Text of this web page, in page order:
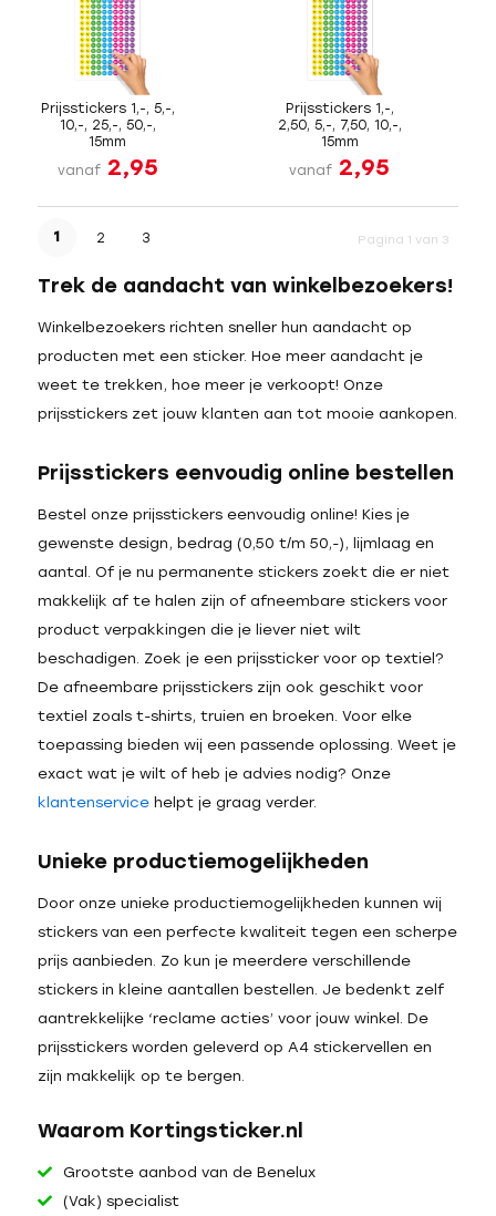
Prijsstickers 1,-, 5,-,
10,-, 25,-, 50,-,
15mm
vanaf 2,95
Prijsstickers 1,-,
2,50, 5,-, 7,50, 10,-,
15mm
vanaf 2,95
Pagina 1 van 3
1 2 3
Trek de aandacht van winkelbezoekers!
Winkelbezoekers richten sneller hun aandacht op
producten met een sticker. Hoe meer aandacht je
weet te trekken, hoe meer je verkoopt! Onze
prijsstickers zet jouw klanten aan tot mooie aankopen.
Prijsstickers eenvoudig online bestellen
Bestel onze prijsstickers eenvoudig online! Kies je
gewenste design, bedrag (0,50 t/m 50,-), lijmlaag en
aantal. Of je nu permanente stickers zoekt die er niet
makkelijk af te halen zijn of afneembare stickers voor
product verpakkingen die je liever niet wilt
beschadigen. Zoek je een prijssticker voor op textiel?
De afneembare prijsstickers zijn ook geschikt voor
textiel zoals t-shirts, truien en broeken. Voor elke
toepassing bieden wij een passende oplossing. Weet je
exact wat je wilt of heb je advies nodig? Onze
klantenservicehelpt je graag verder.
Unieke productiemogelijkheden
Door onze unieke productiemogelijkheden kunnen wij
stickers van een perfecte kwaliteit tegen een scherpe
prijs aanbieden. Zo kun je meerdere verschillende
stickers in kleine aantallen bestellen. Je bedenkt zelf
aantrekkelijke ‘reclame acties’ voor jouw winkel. De
prijsstickers worden geleverd op A4 stickervellen en
zijn makkelijk op te bergen.
Waarom Kortingsticker.nl
Grootste aanbod van de Benelux
(Vak) specialist